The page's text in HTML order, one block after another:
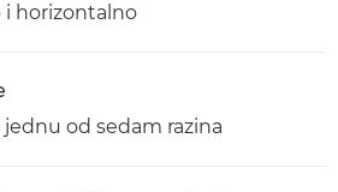
i horizontalno
od sedam razina